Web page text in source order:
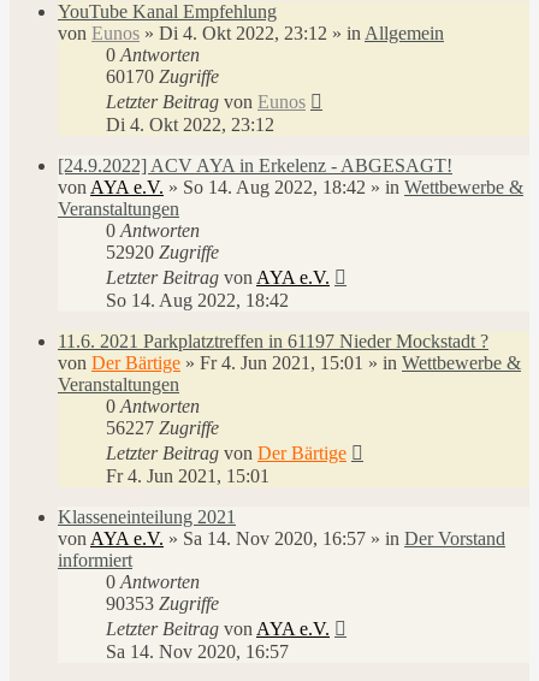
YouTube Kanal Empfehlung
von Eunos » Di 4. Okt 2022, 23:12 » in Allgemein
0 Antworten
60170 Zugriffe
Letzter Beitrag von Eunos
Di 4. Okt 2022, 23:12
[24.9.2022] ACV AYA in Erkelenz - ABGESAGT!
von AYA e.V. » So 14. Aug 2022, 18:42 » in Wettbewerbe &
Veranstaltungen
0 Antworten
52920 Zugriffe
Letzter Beitrag von AYA e.V.
So 14. Aug 2022, 18:42
11.6. 2021 Parkplatztreffen in 61197 Nieder Mockstadt ?
von Der Bärtige » Fr 4. Jun 2021, 15:01 » in Wettbewerbe &
Veranstaltungen
0 Antworten
56227 Zugriffe
Letzter Beitrag von Der Bärtige
Fr 4. Jun 2021, 15:01
Klasseneinteilung 2021
von AYA e.V. » Sa 14. Nov 2020, 16:57 » in Der Vorstand
informiert
0 Antworten
90353 Zugriffe
Letzter Beitrag von AYA e.V.
Sa 14. Nov 2020, 16:57